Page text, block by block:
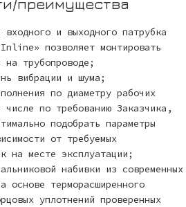
входного и выходного патрубка
позволяет монтировать
на трубопроводе;
вибрации и шума;
по диаметру рабочих
по требованию Заказчика,
подобрать параметры
от требуемых
на месте эксплуатации;
набивки из современных
основе терморасширенного
уплотнений проверенных